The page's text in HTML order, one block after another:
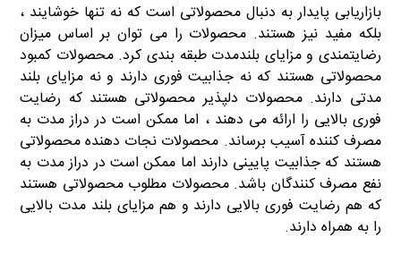
بازاریابی پایدار به دنبال محصولاتی است که نه تنها خوشایند ،
بلکه مفید نیز هستند. محصولات را می توان بر اساس میزان
رضایتمندی و مزایای بلندمدت طبقه بندی کرد. محصولات کمبود
محصولاتی هستند که نه جذابیت فوری دارند و نه مزایای بلند
مدتی دارند. محصولات دلپذیر محصولاتی هستند که رضایت
فوری بالایی را ارائه می دهند ، اما ممکن است در دراز مدت به
مصرف کننده آسیب برساند. محصولات نجات دهنده محصولاتی
هستند که جذابیت پایینی دارند اما ممکن است در دراز مدت به
نفع مصرف کنندگان باشد. محصولات مطلوب محصولاتی هستند
که هم رضایت فوری بالایی دارند و هم مزایای بلند مدت بالایی
را به همراه دارند.